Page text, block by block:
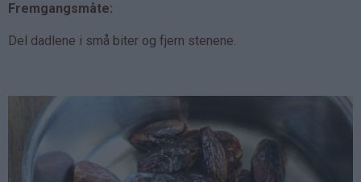
Fremgangsmåte:
Del dadlene i små biter og fjern stenene.